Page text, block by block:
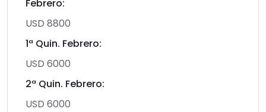
Febrero:
USD 8800
1ª Quin. Febrero:
USD 6000
2ª Quin. Febrero:
USD 6000